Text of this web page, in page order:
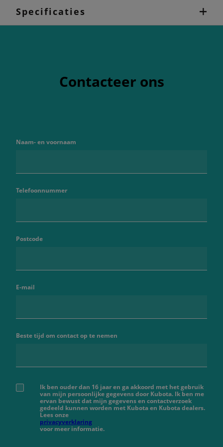
Specificaties
Contacteer ons
Naam- en voornaam
Telefoonnummer
Postcode
E-mail
Beste tijd om contact op te nemen
Ik ben ouder dan 16 jaar en ga akkoord met het gebruik
van mijn persoonlijke gegevens door Kubota. Ik ben me
ervan bewust dat mijn gegevens en contactverzoek
gedeeld kunnen worden met Kubota en Kubota dealers.
Lees onze
privacyverklaring
voor meer informatie.